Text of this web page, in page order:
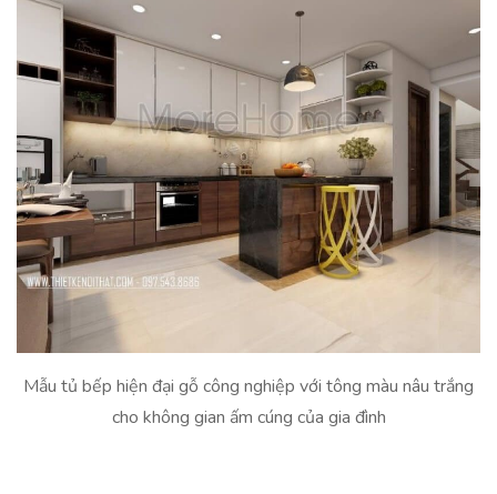
Mẫu tủ bếp hiện đại gỗ công nghiệp với tông màu nâu trắng
cho không gian ấm cúng của gia đình